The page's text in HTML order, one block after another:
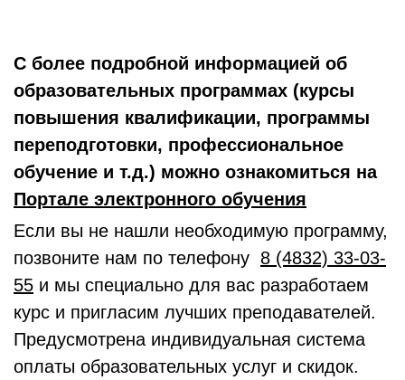
С более подробной информацией об
образовательных программах (курсы
повышения квалификации, программы
переподготовки, профессиональное
обучение и т.д.) можно ознакомиться на
Портале электронного обучения
Если вы не нашли необходимую программу,
позвоните нам по телефону 8 (4832) 33-03-
55 и мы специально для вас разработаем
курс и пригласим лучших преподавателей.
Предусмотрена индивидуальная система
оплаты образовательных услуг и скидок.